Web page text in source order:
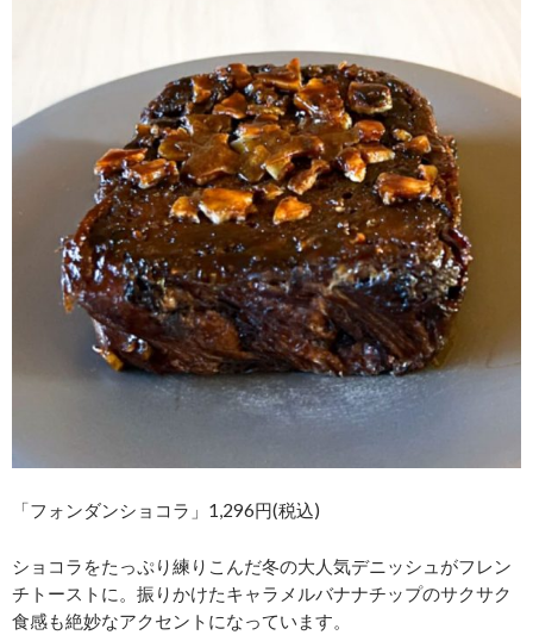
「フォンダンショコラ」1,296円(税込)
ショコラをたっぷり練りこんだ冬の大人気デニッシュがフレン
チトーストに。振りかけたキャラメルバナナチップのサクサク
食感も絶妙なアクセントになっています。